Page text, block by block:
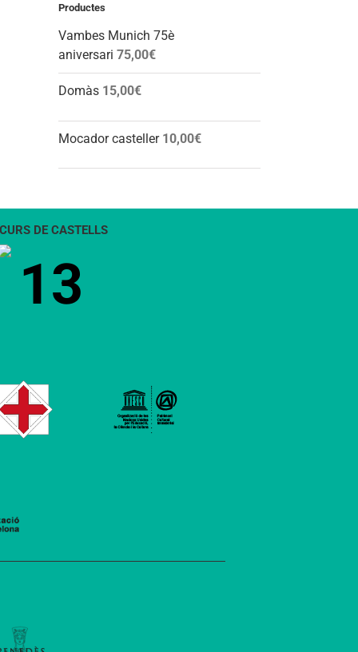
Productes
Vambes Munich 75è
aniversari 75,00€
Domàs 15,00€
Mocador casteller 10,00€
DE CASTELLS
13